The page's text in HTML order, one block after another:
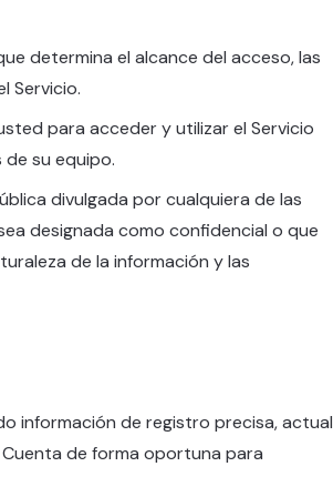
determina el alcance del acceso, las
Servicio.
para acceder y utilizar el Servicio
su equipo.
divulgada por cualquiera de las
designada como confidencial o que
de la información y las
información de registro precisa, actual
de forma oportuna para